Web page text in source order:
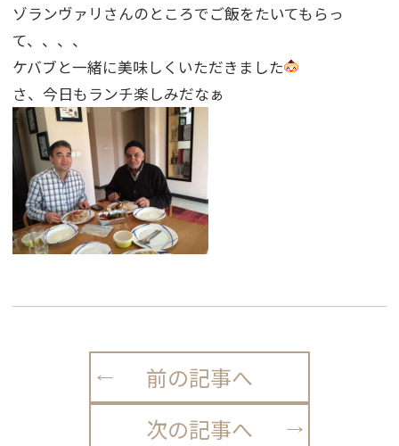
ゾランヴァリさんのところでご飯をたいてもらっ
て、、、、
ケバブと一緒に美味しくいただきました
さ、今日もランチ楽しみだなぁ
前の記事へ
次の記事へ